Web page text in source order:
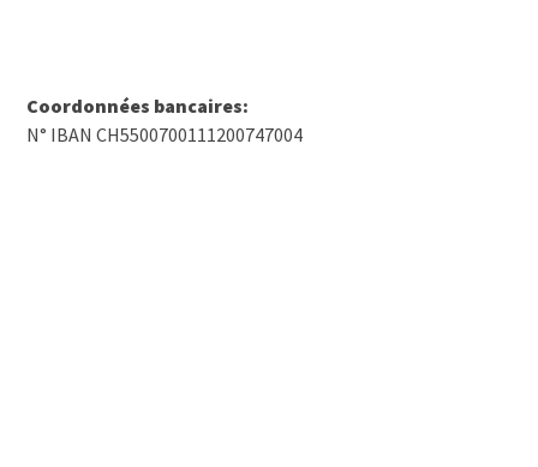
Coordonnées bancaires:
N° IBAN CH5500700111200747004